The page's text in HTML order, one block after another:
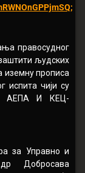
;
правосудног
људских
иземну прописа
испита чији су
АЕПА И КЕЦ-
за Управно и
Добросава